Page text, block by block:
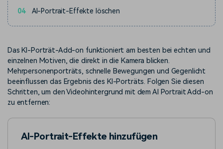
04 AI-Portrait-Effekte löschen
Das KI-Porträt-Add-on funktioniert am besten bei echten und
einzelnen Motiven, die direkt in die Kamera blicken.
Mehrpersonenporträts, schnelle Bewegungen und Gegenlicht
beeinflussen das Ergebnis des KI-Porträts. Folgen Sie diesen
Schritten, um den Videohintergrund mit dem AI Portrait Add-on
zu entfernen:
AI-Portrait-Effekte hinzufügen